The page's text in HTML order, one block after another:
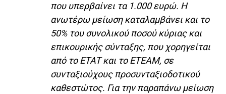
που υπερβαίνει τα 1.000 ευρώ. Η
ανωτέρω μείωση καταλαμβάνει και το
50% του συνολικού ποσού κύριας και
επικουρικής σύνταξης, που χορηγείται
από το ETAT και το ΕΤΕΑΜ, σε
συνταξιούχους προσυνταξιοδοτικού
καθεστώτος. Για την παραπάνω μείωση